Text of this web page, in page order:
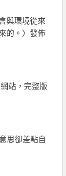
與環境從來
的。 〉發佈
站，完整版
思卻差點自